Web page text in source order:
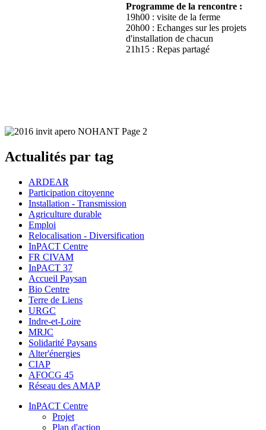
Programme de la rencontre :
19h00 : visite de la ferme
20h00 : Echanges sur les projets
d'installation de chacun
21h15 : Repas partagé
Actualités par tag
ARDEAR
Participation citoyenne
Installation - Transmission
Agriculture durable
Emploi
Relocalisation - Diversification
InPACT Centre
FR CIVAM
InPACT 37
Accueil Paysan
Bio Centre
Terre de Liens
URGC
Indre-et-Loire
MRJC
Solidarité Paysans
Alter'énergies
CIAP
AFOCG 45
Réseau des AMAP
InPACT Centre
Projet
Plan d'action